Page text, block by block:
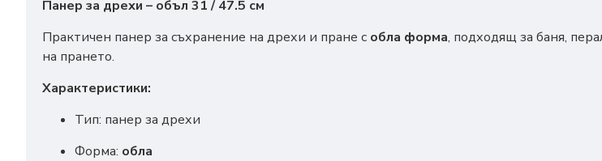
Панер за дрехи – объл 31 / 47.5 см
Практичен панер за съхранение на дрехи и пране с обла форма, подходящ за баня,
на прането.
Характеристики:
Тип: панер за дрехи
Форма: обла